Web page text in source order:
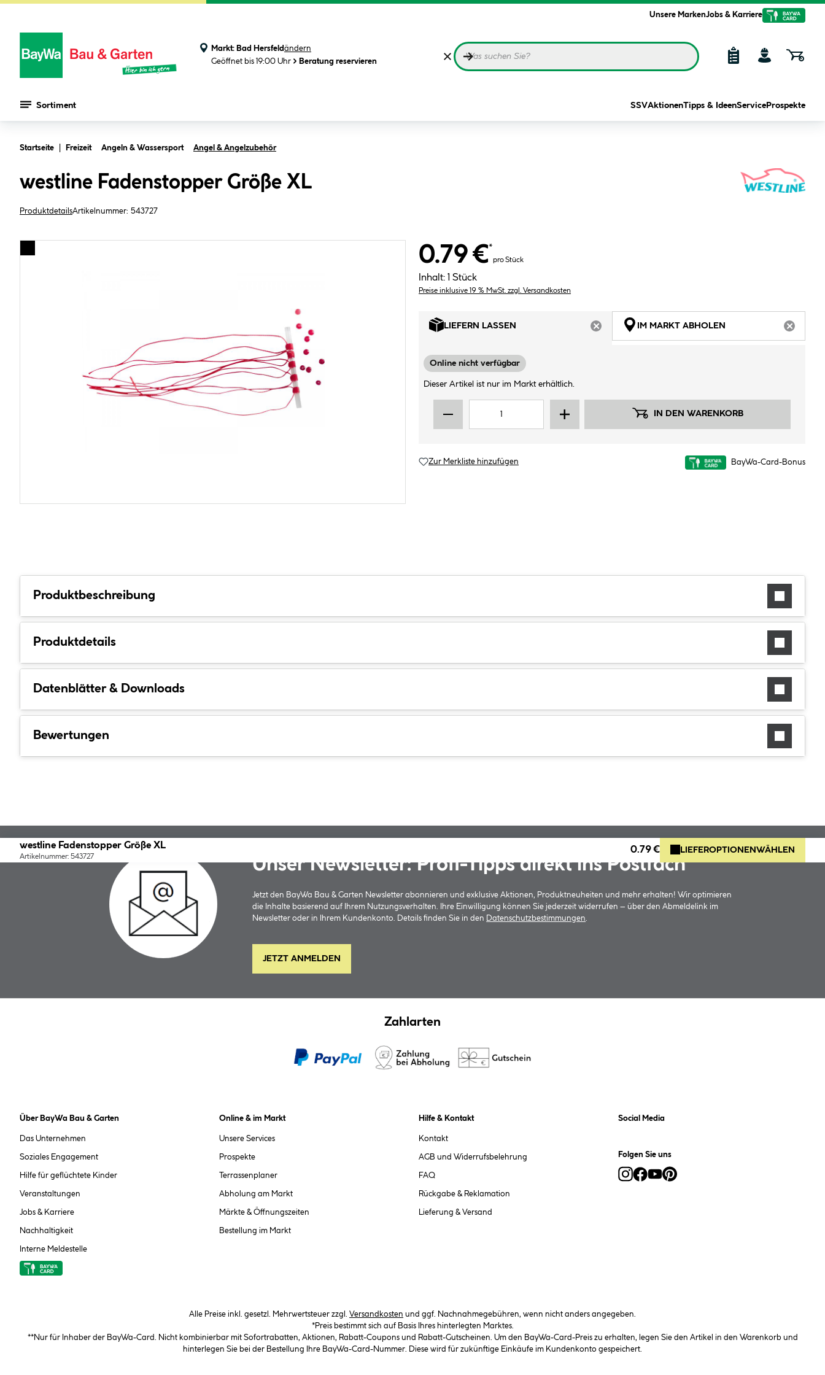
Unsere MarkenJobs & Karriere
Markt: Bad Hersfeldändern
Geöffnet bis 19:00 Uhr
Beratung reservieren
Sortiment SSVAktionenTipps & IdeenService Prospekte
Startseite Freizeit Angeln & Wassersport Angel & Angelzubehör
westline Fadenstopper Größe XL
ProduktdetailsArtikelnummer: 543727
0.79 €*
pro Stück
Inhalt: 1 Stück
Preise inklusive 19 % MwSt. zzgl. Versandkosten
LIEFERN LASSEN
ARTIKEL NICHT VERFÜGBAR
IM MARKT ABHOLEN
Online nicht verfügbar
Dieser Artikel ist nur im Markt erhältlich.
IN DEN WARENKORB
Zur Merkliste hinzufügen BayWa-Card-Bonus
Produktbeschreibung
Produktdetails
Datenblätter & Downloads
Bewertungen
westline Fadenstopper Größe XL
Artikelnummer: 543727
0.79 € LIEFEROPTIONEN WÄHLEN
Unser Newsletter: Profi-Tipps direkt ins Postfach
Jetzt den BayWa Bau & Garten Newsletter abonnieren und exklusive Aktionen, Produktneuheiten und mehr erhalten! Wir optimieren
die Inhalte basierend auf Ihrem Nutzungsverhalten. Ihre Einwilligung können Sie jederzeit widerrufen – über den Abmeldelink im
Newsletter oder in Ihrem Kundenkonto. Details finden Sie in den
Datenschutzbestimmungen
JETZT ANMELDEN
Zahlarten
Über BayWa Bau & Garten
Das Unternehmen
Soziales Engagement
Hilfe für geflüchtete Kinder
Veranstaltungen
Jobs & Karriere
Nachhaltigkeit
Interne Meldestelle
Online & im Markt
Unsere Services
Prospekte
Terrassenplaner
Abholung am Markt
Märkte & Öffnungszeiten
Bestellung im Markt
Hilfe & Kontakt
Kontakt
AGB und Widerrufsbelehrung
FAQ
Rückgabe & Reklamation
Lieferung & Versand
Social Media
Folgen Sie uns
Alle Preise inkl. gesetzl. Mehrwertsteuer zzgl. Versandkosten und ggf. Nachnahmegebühren, wenn nicht anders angegeben.
*Preis bestimmt sich auf Basis Ihres hinterlegten Marktes.
**Nur für Inhaber der BayWa-Card. Nicht kombinierbar mit Sofortrabatten, Aktionen, Rabatt-Coupons und Rabatt-Gutscheinen. Um den BayWa-Card-Preis zu erhalten, legen Sie den Artikel in den Warenkorb und
hinterlegen Sie bei der Bestellung Ihre BayWa-Card-Nummer. Diese wird für zukünftige Einkäufe im Kundenkonto gespeichert.